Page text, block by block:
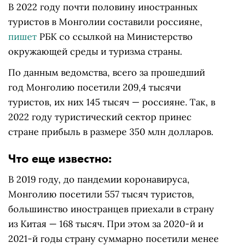
В 2022 году почти половину иностранных
туристов в Монголии составили россияне,
пишет РБК со ссылкой на Министерство
окружающей среды и туризма страны.
По данным ведомства, всего за прошедший
год Монголию посетили 209,4 тысячи
туристов, их них 145 тысяч — россияне. Так, в
2022 году туристический сектор принес
стране прибыль в размере 350 млн долларов.
Что еще известно:
В 2019 году, до пандемии коронавируса,
Монголию посетили 557 тысяч туристов,
большинство иностранцев приехали в страну
из Китая — 168 тысяч. При этом за 2020-й и
2021-й годы страну суммарно посетили менее